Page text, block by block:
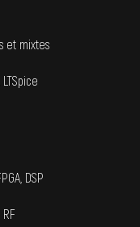
et mixtes
DSP